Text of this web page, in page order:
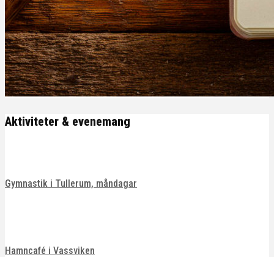
Aktiviteter & evenemang
Gymnastik i Tullerum, måndagar
Hamncafé i Vassviken